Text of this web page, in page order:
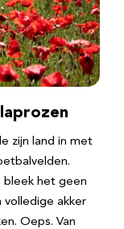
zijn land in met
het geen
volledige akker
Oeps. Van